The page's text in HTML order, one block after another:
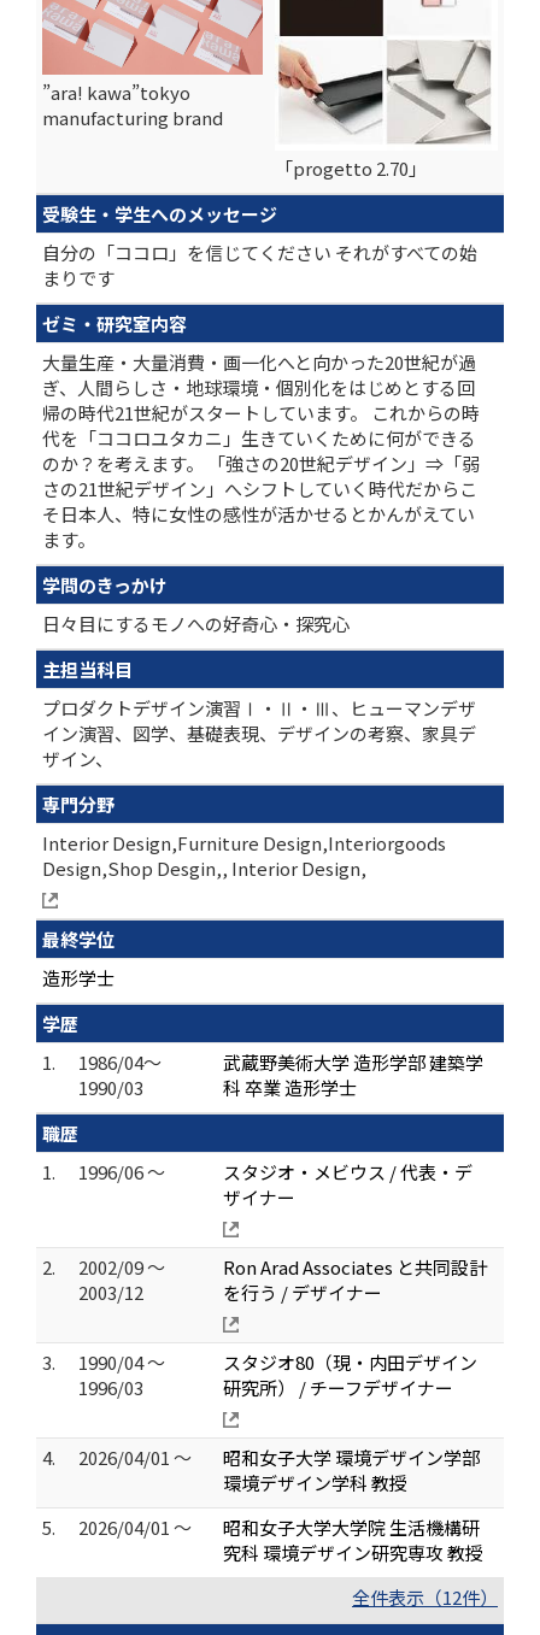
”ara! kawa”tokyo
manufacturing brand
「progetto 2.70」
受験生・学生へのメッセージ
自分の「ココロ」を信じてください それがすべての始
まりです
ゼミ・研究室内容
大量生産・大量消費・画一化へと向かった20世紀が過
ぎ、人間らしさ・地球環境・個別化をはじめとする回
帰の時代21世紀がスタートしています。 これからの時
代を「ココロユタカニ」生きていくために何ができる
のか？を考えます。 「強さの20世紀デザイン」⇒「弱
さの21世紀デザイン」へシフトしていく時代だからこ
そ日本人、特に女性の感性が活かせるとかんがえてい
ます。
学問のきっかけ
日々目にするモノへの好奇心・探究心
主担当科目
プロダクトデザイン演習Ⅰ・Ⅱ・Ⅲ、ヒューマンデザ
イン演習、図学、基礎表現、デザインの考察、家具デ
ザイン、
専門分野
Interior Design,Furniture Design,Interiorgoods
Design,Shop Desgin,, Interior Design,
最終学位
造形学士
学歴
1.
1986/04～
1990/03
武蔵野美術大学 造形学部 建築学
科 卒業 造形学士
職歴
1.
1996/06 ～
スタジオ・メビウス / 代表・デ
ザイナー
2.
2002/09 ～
2003/12
Ron Arad Associates と共同設計
を行う / デザイナー
3.
1990/04 ～
1996/03
スタジオ80（現・内田デザイン
研究所） / チーフデザイナー
4. 2026/04/01 ～
昭和女子大学 環境デザイン学部
環境デザイン学科 教授
5.
2026/04/01 ～
昭和女子大学大学院 生活機構研
究科 環境デザイン研究専攻 教授
全件表示（12件）